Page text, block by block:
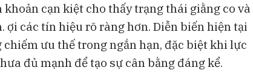
cạn kiệt cho thấy trạng thái giằng co và
các tín hiệu rõ ràng hơn. Diễn biến hiện tại
chiếm ưu thế trong ngắn hạn, đặc biệt khi lực
đủ mạnh để tạo sự cân bằng đáng kể.